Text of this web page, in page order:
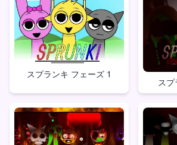
スプランキ フェーズ 1
ス